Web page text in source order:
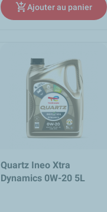
add_shopping_cartAjouter au panier
Quartz Ineo Xtra
Dynamics 0W-20 5L